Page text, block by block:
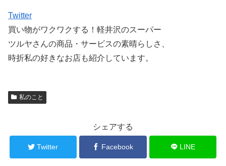
Twitter
買い物がワクワクする！軽井沢のスーパー
ツルヤさんの商品・サービスの素晴らしさ、
時折私の好きなお店も紹介しています。
私のこと
シェアする
Twitter Facebook LINE